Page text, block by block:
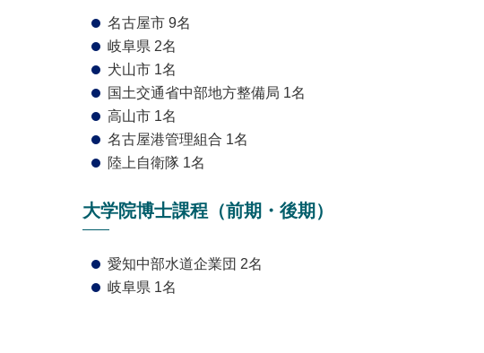
名古屋市 9名
岐阜県 2名
犬山市 1名
国土交通省中部地方整備局 1名
高山市 1名
名古屋港管理組合 1名
陸上自衛隊 1名
大学院博士課程（前期・後期）
愛知中部水道企業団 2名
岐阜県 1名